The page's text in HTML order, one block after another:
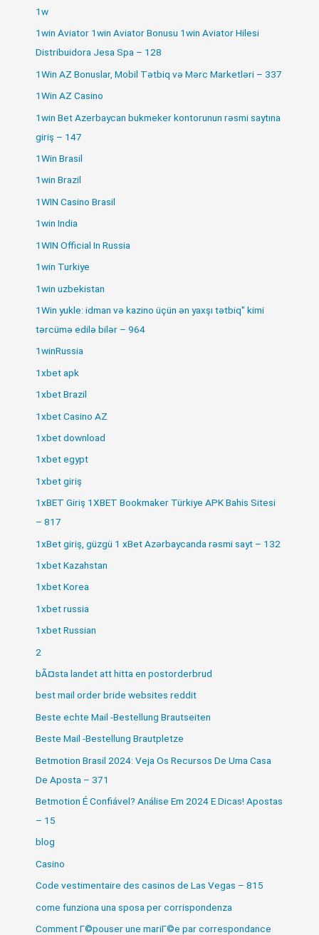
1w
1win Aviator 1win Aviator Bonusu 1win Aviator Hilesi
Distribuidora Jesa Spa – 128
1Win AZ Bonuslar, Mobil Tətbiq və Mərc Marketləri – 337
1Win AZ Casino
1win Bet Azerbaycan bukmeker kontorunun rəsmi saytına
giriş – 147
1Win Brasil
1win Brazil
1WIN Casino Brasil
1win India
1WIN Official In Russia
1win Turkiye
1win uzbekistan
1Win yukle: idman və kazino üçün ən yaxşı tətbiq" kimi
tərcümə edilə bilər – 964
1winRussia
1xbet apk
1xbet Brazil
1xbet Casino AZ
1xbet download
1xbet egypt
1xbet giriş
1xBET Giriş 1XBET Bookmaker Türkiye APK Bahis Sitesi
– 817
1xBet giriş, güzgü 1 xBet Azərbaycanda rəsmi sayt – 132
1xbet Kazahstan
1xbet Korea
1xbet russia
1xbet Russian
2
bÃ¤sta landet att hitta en postorderbrud
best mail order bride websites reddit
Beste echte Mail -Bestellung Brautseiten
Beste Mail -Bestellung Brautpletze
Betmotion Brasil 2024: Veja Os Recursos De Uma Casa
De Aposta – 371
Betmotion É Confiável? Análise Em 2024 E Dicas! Apostas
– 15
blog
Casino
Code vestimentaire des casinos de Las Vegas – 815
come funziona una sposa per corrispondenza
Comment Г©pouser une mariГ©e par correspondance